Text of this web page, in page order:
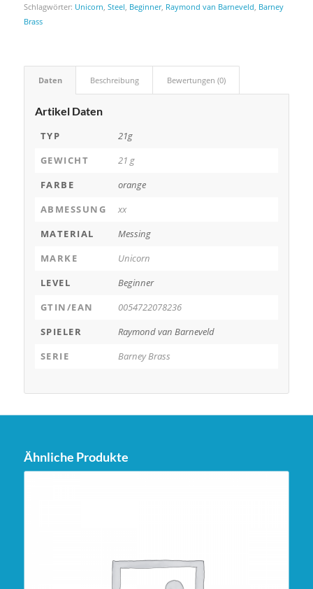
Schlagwörter: Unicorn Steel Beginner, Raymond van Barneveld Barney
Brass
Daten Beschreibung Bewertungen (0)
Artikel Daten
TYP
21g
GEWICHT
21 g
FARBE
orange
ABMESSUNG
xx
MATERIAL
Messing
MARKE
Unicorn
LEVEL
Beginner
GTIN/EAN
0054722078236
SPIELER
Raymond van Barneveld
SERIE
Barney Brass
Ähnliche Produkte